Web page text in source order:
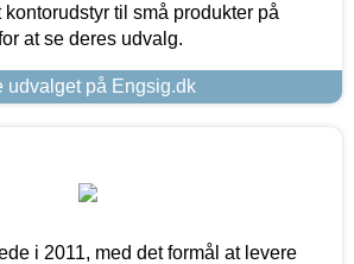
kontorudstyr til små produkter på
at se deres udvalg.
udvalget på Engsig.dk
i 2011, med det formål at levere